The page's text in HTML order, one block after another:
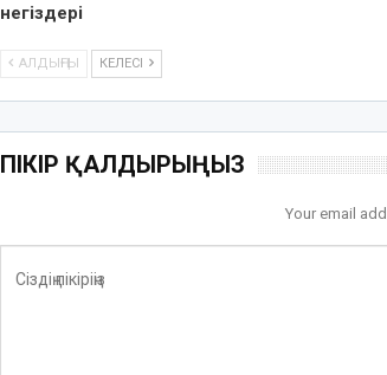
негіздері
АЛДЫҢҒЫ КЕЛЕСІ
ПІКІР ҚАЛДЫРЫҢЫЗ
Your email